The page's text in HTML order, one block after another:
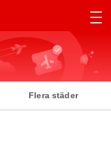
Flera städer